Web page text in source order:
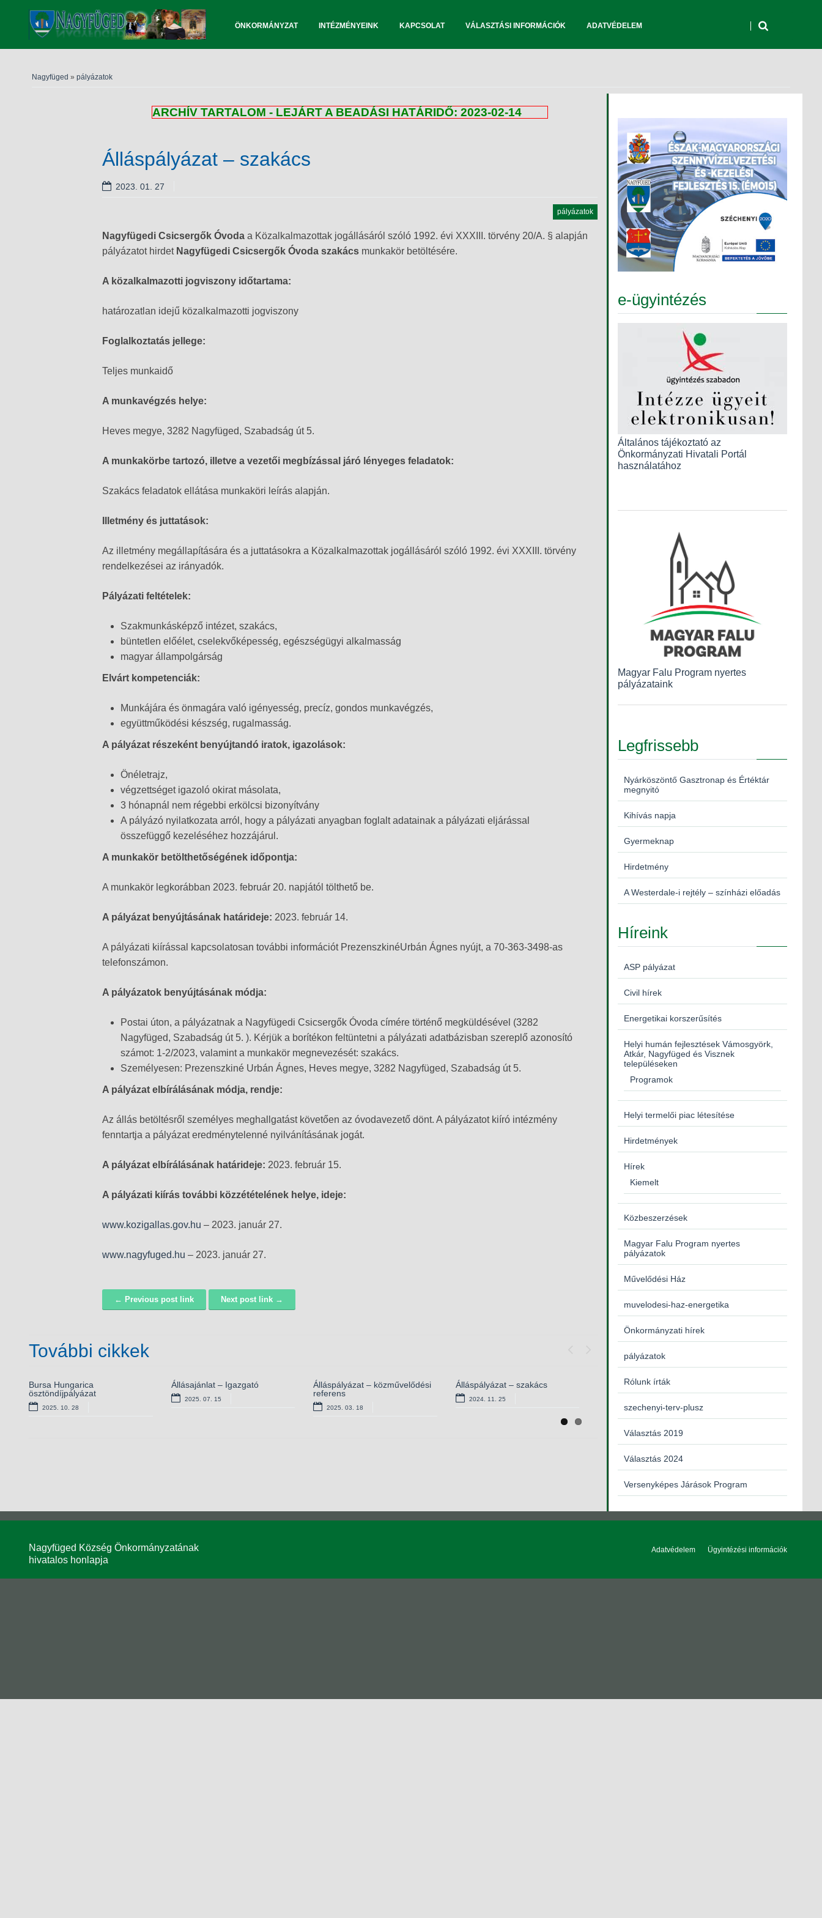
ÖNKORMÁNYZAT INTÉZMÉNYEINK KAPCSOLAT VÁLASZTÁSI INFORMÁCIÓK ADATVÉDELEM
Nagyfüged » pályázatok
ARCHÍV TARTALOM - LEJÁRT A BEADÁSI HATÁRIDŐ: 2023-02-14
Álláspályázat – szakács
2023. 01. 27
pályázatok
Nagyfügedi Csicsergők Óvoda a Közalkalmazottak jogállásáról szóló 1992. évi XXXIII. törvény 20/A. § alapján
pályázatot hirdet Nagyfügedi Csicsergők Óvoda szakács munkakör betöltésére.
A közalkalmazotti jogviszony időtartama:
határozatlan idejű közalkalmazotti jogviszony
Foglalkoztatás jellege:
Teljes munkaidő
A munkavégzés helye:
Heves megye, 3282 Nagyfüged, Szabadság út 5.
A munkakörbe tartozó, illetve a vezetői megbízással járó lényeges feladatok:
Szakács feladatok ellátása munkaköri leírás alapján.
Illetmény és juttatások:
Az illetmény megállapítására és a juttatásokra a Közalkalmazottak jogállásáról szóló 1992. évi XXXIII. törvény
rendelkezései az irányadók.
Pályázati feltételek:
Szakmunkásképző intézet, szakács,
büntetlen előélet, cselekvőképesség, egészségügyi alkalmasság
magyar állampolgárság
Elvárt kompetenciák:
Munkájára és önmagára való igényesség, precíz, gondos munkavégzés,
együttműködési készség, rugalmasság.
A pályázat részeként benyújtandó iratok, igazolások:
Önéletrajz,
végzettséget igazoló okirat másolata,
3 hónapnál nem régebbi erkölcsi bizonyítvány
A pályázó nyilatkozata arról, hogy a pályázati anyagban foglalt adatainak a pályázati eljárással
összefüggő kezeléséhez hozzájárul.
A munkakör betölthetőségének időpontja:
A munkakör legkorábban 2023. február 20. napjától tölthető be.
A pályázat benyújtásának határideje: 2023. február 14.
A pályázati kiírással kapcsolatosan további információt PrezenszkinéUrbán Ágnes nyújt, a 70-363-3498-as
telefonszámon.
A pályázatok benyújtásának módja:
Postai úton, a pályázatnak a Nagyfügedi Csicsergők Óvoda címére történő megküldésével (3282
Nagyfüged, Szabadság út 5. ). Kérjük a borítékon feltüntetni a pályázati adatbázisban szereplő azonosító
számot: 1-2/2023, valamint a munkakör megnevezését: szakács.
Személyesen: Prezenszkiné Urbán Ágnes, Heves megye, 3282 Nagyfüged, Szabadság út 5.
A pályázat elbírálásának módja, rendje:
Az állás betöltésről személyes meghallgatást követően az óvodavezető dönt. A pályázatot kiíró intézmény
fenntartja a pályázat eredménytelenné nyilvánításának jogát.
A pályázat elbírálásának határideje: 2023. február 15.
A pályázati kiírás további közzétételének helye, ideje:
www.kozigallas.gov.hu – 2023. január 27.
www.nagyfuged.hu – 2023. január 27.
Navigáció ← Previous post link Next post link →
További cikkek
Bursa Hungarica
ösztöndíjpályázat
2025. 10. 28
Állásajánlat – Igazgató
2025. 07. 15
Álláspályázat – közművelődési
referens
2025. 03. 18
Álláspályázat – szakács
2024. 11. 25
Álláspályázat –
óvodapedagógus
2024. 11. 25
Állásajánlat – konyhai kisegítő
2024. 10. 16
Álláspályázat –
óvodapedagógus
2024. 06. 13
Álláspályázat – konyhai kisegítő
2024. 02. 19
e-ügyintézés
Általános tájékoztató az
Önkormányzati Hivatali Portál
használatához
Magyar Falu Program nyertes
pályázataink
Legfrissebb
Nyárköszöntő Gasztronap és Értéktár
megnyitó
Kihívás napja
Gyermeknap
Hirdetmény
A Westerdale-i rejtély – színházi előadás
Híreink
ASP pályázat
Civil hírek
Energetikai korszerűsítés
Helyi humán fejlesztések Vámosgyörk,
Atkár, Nagyfüged és Visznek
településeken
Programok
Helyi termelői piac létesítése
Hirdetmények
Hírek
Kiemelt
Közbeszerzések
Magyar Falu Program nyertes
pályázatok
Művelődési Ház
muvelodesi-haz-energetika
Önkormányzati hírek
pályázatok
Rólunk írták
szechenyi-terv-plusz
Választás 2019
Választás 2024
Versenyképes Járások Program
Nagyfüged Község Önkormányzatának
hivatalos honlapja
Adatvédelem Ügyintézési információk